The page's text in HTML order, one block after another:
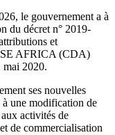
le gouvernement a à
du décret n° 2019-
et
AFRICA (CDA)
mai 2020.
ses nouvelles
à une modification de
activités de
de commercialisation